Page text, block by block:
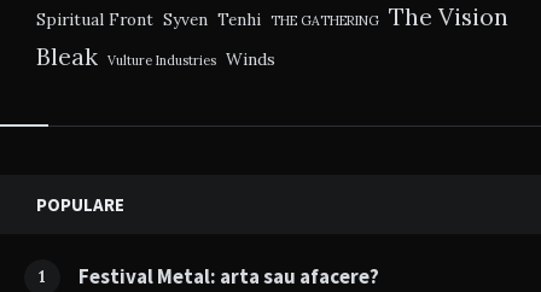
Spiritual Front Syven Tenhi THE GATHERING The Vision
Bleak Vulture Industries Winds
Widgets
POPULARE
1 Festival Metal: arta sau afacere?